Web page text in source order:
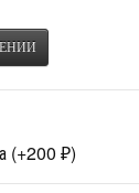
(+200 ₽)